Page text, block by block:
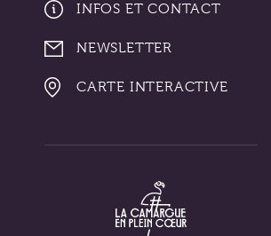
INFOS ET CONTACT
NEWSLETTER
CARTE INTERACTIVE